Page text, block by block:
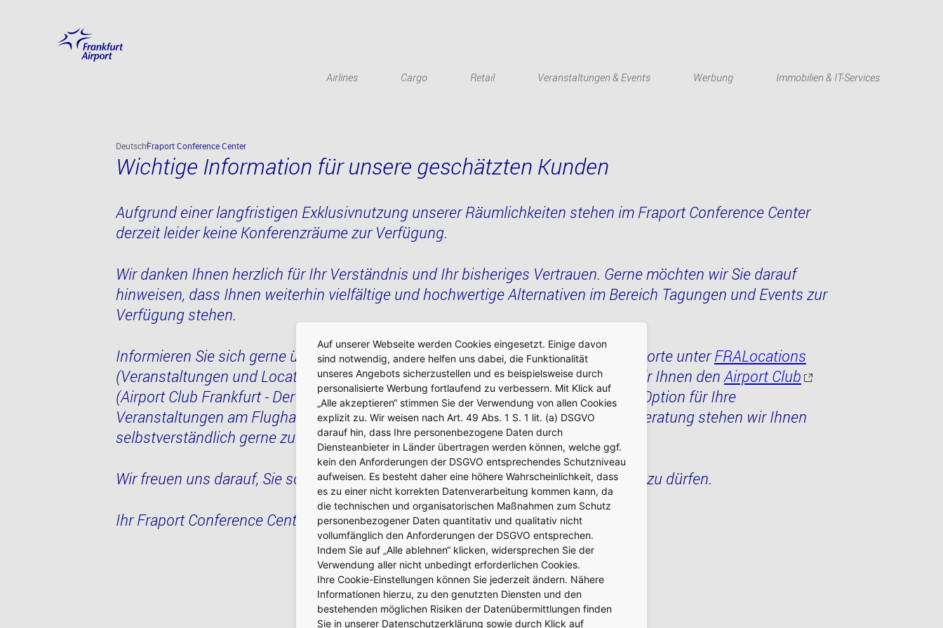
Airlines
Cargo Retail Veranstaltungen & Events Werbung Immobilien & IT-Services
DeutschFraport Conference Center
Wichtige Information für unsere geschätzten Kunden
Aufgrund einer langfristigen Exklusivnutzung unserer Räumlichkeiten stehen im Fraport Conference Center
derzeit leider keine Konferenzräume zur Verfügung.
Wir danken Ihnen herzlich für Ihr Verständnis und Ihr bisheriges Vertrauen. Gerne möchten wir Sie darauf
hinweisen, dass Ihnen weiterhin vielfältige und hochwertige Alternativen im Bereich Tagungen und Events zur
Verfügung stehen.
Informieren Sie sich gerne über unser Angebot weiterer attraktiver Veranstaltungsorte unterFRALocations
(Veranstaltungen und Locations am Flughafen Frankfurt). Alternativ empfehlen wir Ihnen den Airport Club
(Airport Club Frankfurt - Der Business Club am Flughafen Frankfurt) als exklusive Option für Ihre
Veranstaltungen am Flughafen Frankfurt. Für Rückfragen oder eine persönliche Beratung stehen wir Ihnen
selbstverständlich gerne zur Verfügung.
Wir freuen uns darauf, Sie schon bald wieder in einer unserer Locations begrüßen zu dürfen.
Ihr Fraport Conference Center Team
Auf unserer Webseite werden Cookies eingesetzt. Einige davon
sind notwendig, andere helfen uns dabei, die Funktionalität
unseres Angebots sicherzustellen und es beispielsweise durch
personalisierte Werbung fortlaufend zu verbessern. Mit Klick auf
„Alle akzeptieren“ stimmen Sie der Verwendung von allen Cookies
explizit zu. Wir weisen nach Art. 49 Abs. 1 S. 1 lit. (a) DSGVO
darauf hin, dass Ihre personenbezogene Daten durch
Diensteanbieter in Länder übertragen werden können, welche ggf.
kein den Anforderungen der DSGVO entsprechendes Schutzniveau
aufweisen. Es besteht daher eine höhere Wahrscheinlichkeit, dass
es zu einer nicht korrekten Datenverarbeitung kommen kann, da
die technischen und organisatorischen Maßnahmen zum Schutz
personenbezogener Daten quantitativ und qualitativ nicht
vollumfänglich den Anforderungen der DSGVO entsprechen.
Indem Sie auf „Alle ablehnen“ klicken, widersprechen Sie der
Verwendung aller nicht unbedingt erforderlichen Cookies.
Ihre Cookie-Einstellungen können Sie jederzeit ändern. Nähere
Informationen hierzu, zu den genutzten Diensten und den
bestehenden möglichen Risiken der Datenübermittlungen finden
Sie in unserer Datenschutzerklärung sowie durch Klick auf